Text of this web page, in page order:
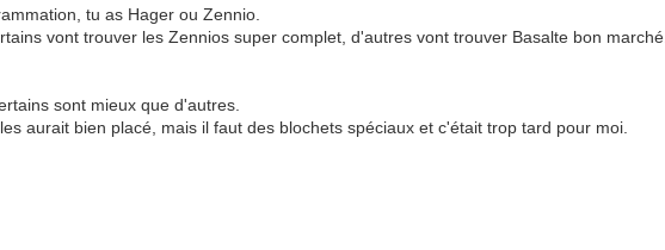
tu as Hager ou Zennio.
vont trouver les Zennios super complet, d'autres vont trouver Basalte bon marché.
sont mieux que d'autres.
aurait bien placé, mais il faut des blochets spéciaux et c'était trop tard pour moi.